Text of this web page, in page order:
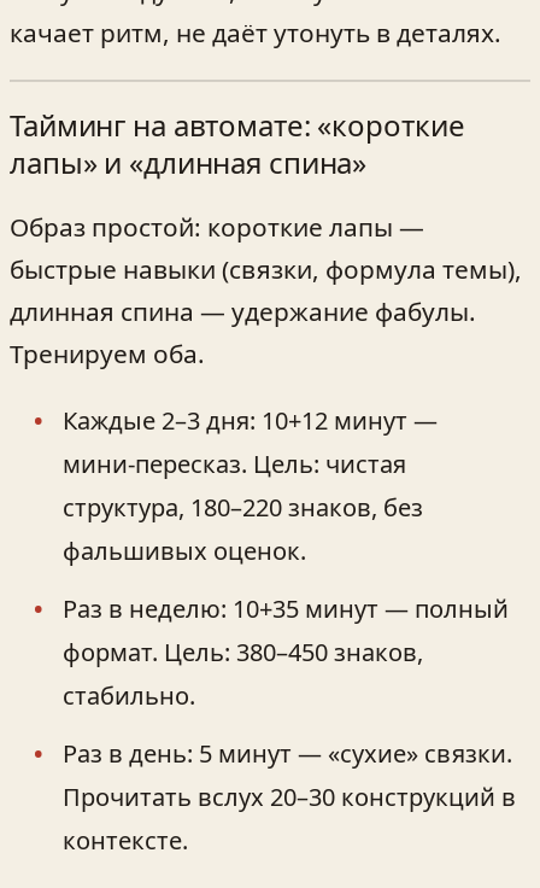
качает ритм, не даёт утонуть в деталях.
Тайминг на автомате: «короткие
лапы» и «длинная спина»
Образ простой: короткие лапы —
быстрые навыки (связки, формула темы),
длинная спина — удержание фабулы.
Тренируем оба.
Каждые 2–3 дня: 10+12 минут —
мини‑пересказ. Цель: чистая
структура, 180–220 знаков, без
фальшивых оценок.
Раз в неделю: 10+35 минут — полный
формат. Цель: 380–450 знаков,
стабильно.
Раз в день: 5 минут — «сухие» связки.
Прочитать вслух 20–30 конструкций в
контексте.